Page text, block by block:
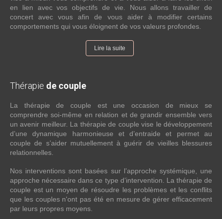
en lien avec vos objectifs de vie. Nous allons travailler de
concert avec vous afin de vous aider à modifier certains
comportements qui vous éloignent de vos valeurs profondes.
Lire la suite
Thérapie de couple
La thérapie de couple est une occasion de mieux se
comprendre soi-même en relation et de grandir ensemble vers
un avenir meilleur. La thérapie de couple vise le développement
d’une dynamique harmonieuse et d’entraide et permet au
couple de s’aider mutuellement à guérir de vieilles blessures
relationnelles.
Nos interventions sont basées sur l’approche systémique, une
approche nécessaire dans ce type d’intervention. La thérapie de
couple est un moyen de résoudre les problèmes et les conflits
que les couples n'ont pas été en mesure de gérer efficacement
par leurs propres moyens.